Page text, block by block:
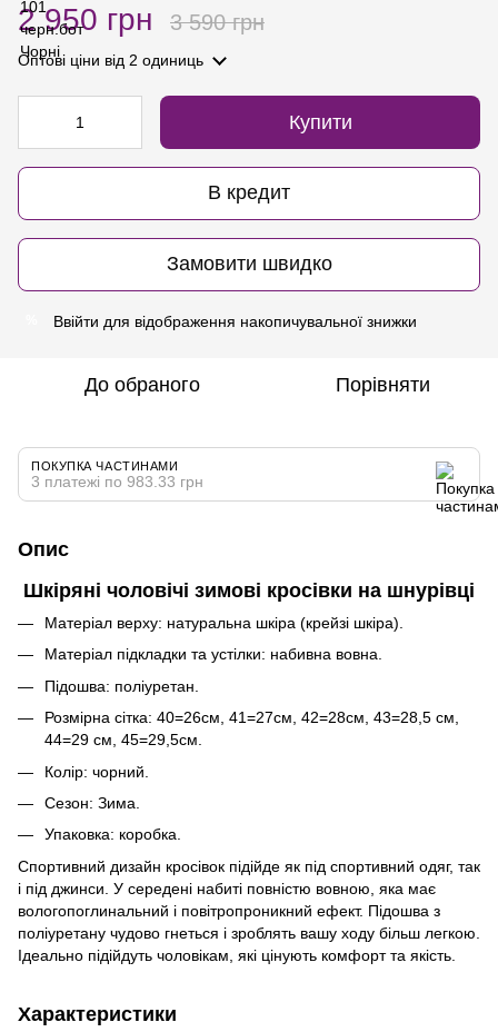
2 950 грн 3 590 грн
Оптові ціни від 2 одиниць
Купити
В кредит
Замовити швидко
Ввійти для відображення накопичувальної знижки
До обраного Порівняти
ПОКУПКА ЧАСТИНАМИ
3 платежі по 983.33 грн
Опис
Шкіряні чоловічі зимові кросівки на шнурівці
Матеріал верху: натуральна шкіра (крейзі шкіра).
Матеріал підкладки та устілки: набивна вовна.
Підошва: поліуретан.
Розмірна сітка: 40=26см, 41=27см, 42=28см, 43=28,5 см,
44=29 см, 45=29,5см.
Колір: чорний.
Сезон: Зима.
Упаковка: коробка.
Спортивний дизайн кросівок підійде як під спортивний одяг, так
і під джинси. У середені набиті повністю вовною, яка має
вологопоглинальний і повітропроникний ефект. Підошва з
поліуретану чудово гнеться і зроблять вашу ходу більш легкою.
Ідеально підійдуть чоловікам, які цінують комфорт та якість.
Характеристики